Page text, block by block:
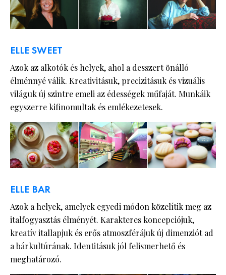
ELLE SWEET
Azok az alkotók és helyek, ahol a desszert önálló
élménnyé válik. Kreativitásuk, precizitásuk és vizuális
világuk új szintre emeli az édességek műfaját. Munkáik
egyszerre kifinomultak és emlékezetesek.
ELLE BAR
Azok a helyek, amelyek egyedi módon közelítik meg az
italfogyasztás élményét. Karakteres koncepciójuk,
kreatív itallapjuk és erős atmoszférájuk új dimenziót ad
a bárkultúrának. Identitásuk jól felismerhető és
meghatározó.